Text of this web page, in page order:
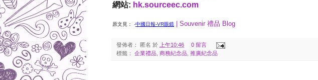
網站: hk.sourceec.com
原文見： -中國日報-VR眼鏡 | Souvenir 禮品 Blog
發佈者： 匿名 於 上午10:46
0 留言
標籤： 企業禮品 商務紀念品 推廣紀念品